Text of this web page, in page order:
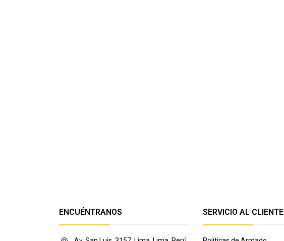
ENCUÉNTRANOS SERVICIO AL CLIENTE